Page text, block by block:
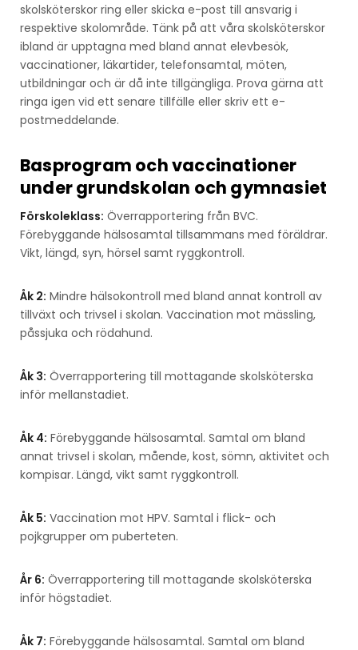
skolsköterskor ring eller skicka e-post till ansvarig i
respektive skolområde. Tänk på att våra skolsköterskor
ibland är upptagna med bland annat elevbesök,
vaccinationer, läkartider, telefonsamtal, möten,
utbildningar och är då inte tillgängliga. Prova gärna att
ringa igen vid ett senare tillfälle eller skriv ett e-
postmeddelande.
Basprogram och vaccinationer
under grundskolan och gymnasiet
Förskoleklass: Överrapportering från BVC.
Förebyggande hälsosamtal tillsammans med föräldrar.
Vikt, längd, syn, hörsel samt ryggkontroll.
Åk 2: Mindre hälsokontroll med bland annat kontroll av
tillväxt och trivsel i skolan. Vaccination mot mässling,
påssjuka och rödahund.
Åk 3: Överrapportering till mottagande skolsköterska
inför mellanstadiet.
Åk 4: Förebyggande hälsosamtal. Samtal om bland
annat trivsel i skolan, mående, kost, sömn, aktivitet och
kompisar. Längd, vikt samt ryggkontroll.
Åk 5: Vaccination mot HPV. Samtal i flick- och
pojkgrupper om puberteten.
År 6: Överrapportering till mottagande skolsköterska
inför högstadiet.
Åk 7: Förebyggande hälsosamtal. Samtal om bland